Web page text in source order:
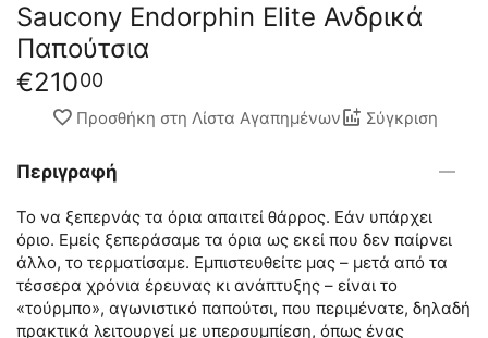
Saucony Endorphin Elite Ανδρικά
Παπούτσια
€21000
Προσθήκη στη Λίστα Αγαπημένων Σύγκριση
Περιγραφή
Το να ξεπερνάς τα όρια απαιτεί θάρρος. Εάν υπάρχει
όριο. Εμείς ξεπεράσαμε τα όρια ως εκεί που δεν παίρνει
άλλο, το τερματίσαμε. Εμπιστευθείτε μας – μετά από τα
τέσσερα χρόνια έρευνας κι ανάπτυξης – είναι το
«τούρμπο», αγωνιστικό παπούτσι, που περιμένατε, δηλαδή
πρακτικά λειτουργεί με υπερσυμπίεση, όπως ένας